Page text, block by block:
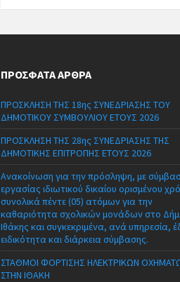
ΠΡΌΣΦΑΤΑ ΆΡΘΡΑ
ΠΡΟΣΚΛΗΣΗ ΤΗΣ 18ης ΣΥΝΕΔΡΙΑΣΗΣ ΤΟΥ
ΔΗΜΟΤΙΚΟΥ ΣΥΜΒΟΥΛΙΟΥ ΕΤΟΥΣ 2026
ΠΡΟΣΚΛΗΣΗ ΤΗΣ 28ης ΣΥΝΕΔΡΙΑΣΗΣ ΤΗΣ
ΔΗΜΟΤΙΚΗΣ ΕΠΙΤΡΟΠΗΣ ΕΤΟΥΣ 2026
Ανακοίνωση για την πρόσληψη, με
εργασίας ιδιωτικού δικαίου ορισμένου
συνολικά πέντε (05) ατόμων για την
καθαριότητα σχολικών μονάδων στο
Ιθάκης και συγκεκριμένα, ανά υπηρεσία,
ειδικότητα και διάρκεια σύμβασης.
ΣΤΑΘΜΟΙ ΦΟΡΤΙΣΗΣ ΗΛΕΚΤΡΙΚΩΝ
ΣΤΗΝ ΙΘΑΚΗ